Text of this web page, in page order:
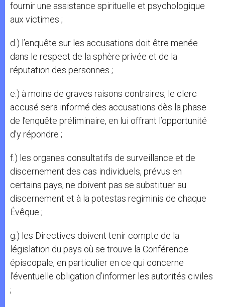
fournir une assistance spirituelle et psychologique
aux victimes ;
d.) l’enquête sur les accusations doit être menée
dans le respect de la sphère privée et de la
réputation des personnes ;
e.) à moins de graves raisons contraires, le clerc
accusé sera informé des accusations dès la phase
de l’enquête préliminaire, en lui offrant l’opportunité
d’y répondre ;
f.) les organes consultatifs de surveillance et de
discernement des cas individuels, prévus en
certains pays, ne doivent pas se substituer au
discernement et à la potestas regiminis de chaque
Évêque ;
g.) les Directives doivent tenir compte de la
législation du pays où se trouve la Conférence
épiscopale, en particulier en ce qui concerne
l’éventuelle obligation d’informer les autorités civiles
;